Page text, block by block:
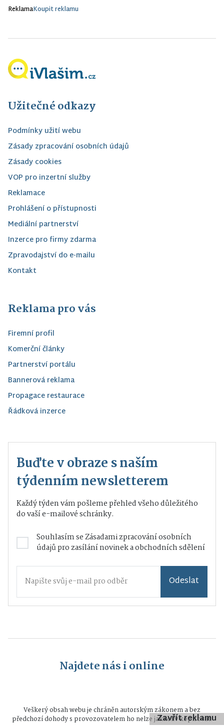
ReklamaKoupit reklamu
Užitečné odkazy
Podmínky užití webu
Zásady zpracování osobních údajů
Zásady cookies
VOP pro inzertní služby
Reklamace
Prohlášení o přístupnosti
Mediální partnerství
Inzerce pro firmy zdarma
Zpravodajství do e-mailu
Kontakt
Reklama pro vás
Firemní profil
Komerční články
Partnerství portálu
Bannerová reklama
Propagace restaurace
Řádková inzerce
Buďte v obraze s naším
týdenním newsletterem
Každý týden vám pošleme přehled všeho důležitého
do vaší e-mailové schránky.
Souhlasím seZásadami zpracování osobních
údajůpro zasílání novinek a obchodních sdělení
Odeslat
Najdete nás i online
Veškerý obsah webu je chráněn autorským zákonem a bez
předchozí dohody s provozovatelem ho nelze jakkoliv kopírovat.
Zavřít reklamu